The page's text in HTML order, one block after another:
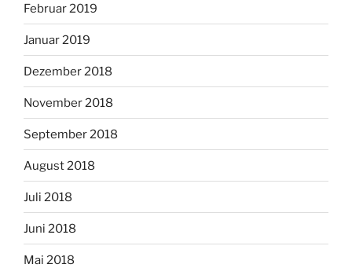
Februar 2019
Januar 2019
Dezember 2018
November 2018
September 2018
August 2018
Juli 2018
Juni 2018
Mai 2018